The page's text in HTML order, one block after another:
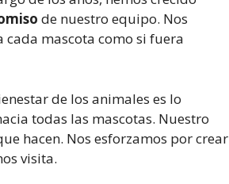
de nuestro equipo. Nos
mascota como si fuera
de los animales es lo
todas las mascotas. Nuestro
hacen. Nos esforzamos por crear
visita.